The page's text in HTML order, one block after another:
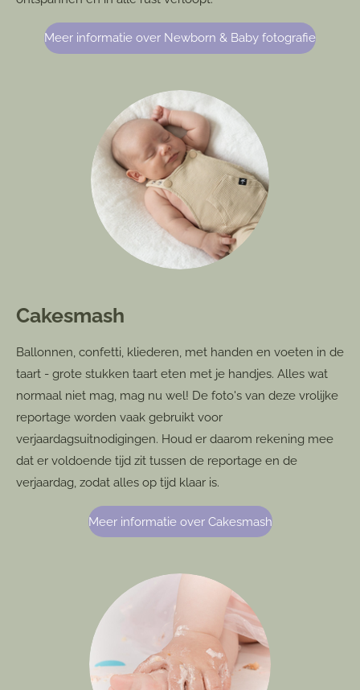
Meer informatie over Newborn & Baby fotografie
Cakesmash
Ballonnen, confetti, kliederen, met handen en voeten in de
taart - grote stukken taart eten met je handjes. Alles wat
normaal niet mag, mag nu wel! De foto's van deze vrolijke
reportage worden vaak gebruikt voor
verjaardagsuitnodigingen. Houd er daarom rekening mee
dat er voldoende tijd zit tussen de reportage en de
verjaardag, zodat alles op tijd klaar is.
Meer informatie over Cakesmash